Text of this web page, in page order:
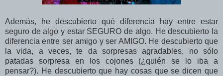
Además, he descubierto qué diferencia hay entre estar
seguro de algo y estar SEGURO de algo. He descubierto la
diferencia entre ser amigo y ser AMIGO. He descubierto que
la vida, a veces, te da sorpresas agradables, no sólo
patadas sorpresa en los cojones (¿quién se lo iba a
pensar?). He descubierto que hay cosas que se dicen que